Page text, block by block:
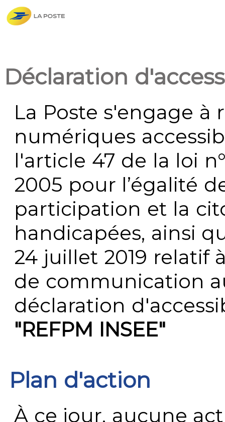
Déclaration
La Poste s'engage à
numériques
l'article 47 de la loi
2005 pour l’égalité
participation et la
handicapées, ainsi
24 juillet 2019 relatif
de communication
déclaration
"REFPM INSEE"
Plan d'action
À ce jour, aucune